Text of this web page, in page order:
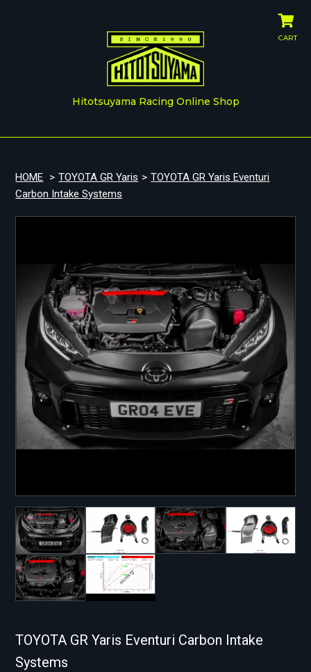
Hitotsuyama Racing Online Shop
CART
HOME > TOYOTA GR Yaris > TOYOTA GR Yaris Eventuri
Carbon Intake Systems
TOYOTA GR Yaris Eventuri Carbon Intake
Systems